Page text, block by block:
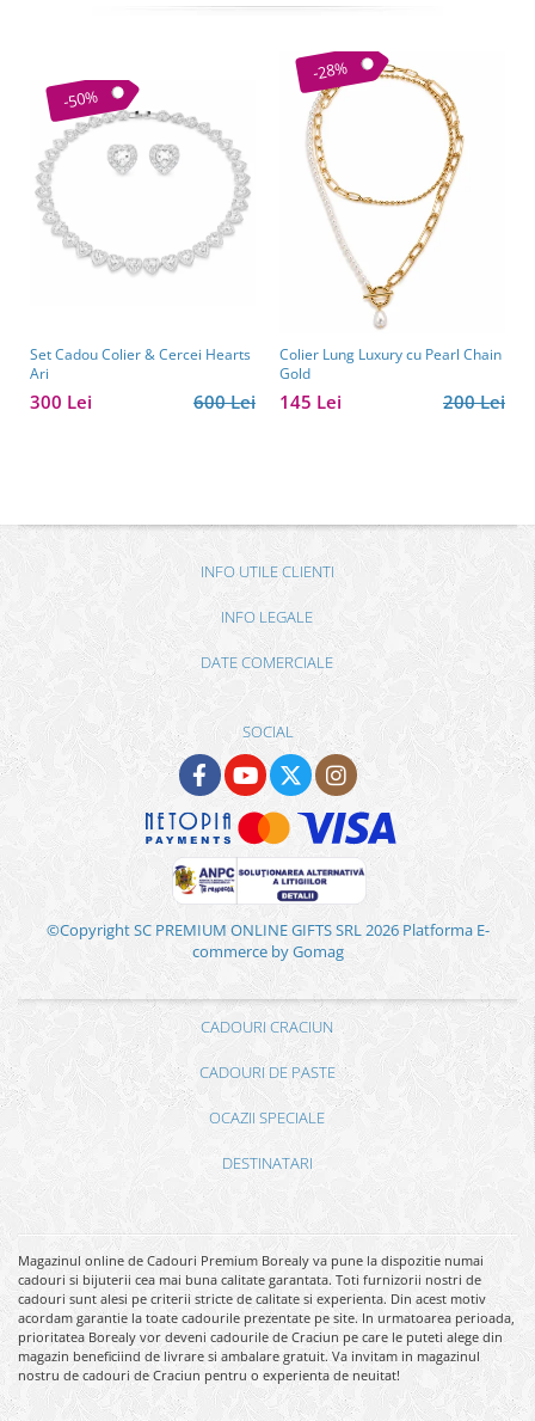
-50%
Set Cadou Colier & Cercei Hearts
Ari
600 Lei
300 Lei
-28%
Colier Lung Luxury cu Pearl Chain
Gold
200 Lei
145 Lei
INFO UTILE CLIENTI
INFO LEGALE
DATE COMERCIALE
SOCIAL
©Copyright SC PREMIUM ONLINE GIFTS SRL 2026 Platforma E-
commerce by Gomag
CADOURI CRACIUN
CADOURI DE PASTE
OCAZII SPECIALE
DESTINATARI
Magazinul online de Cadouri Premium Borealy va pune la dispozitie numai
cadouri si bijuterii cea mai buna calitate garantata. Toti furnizorii nostri de
cadouri sunt alesi pe criterii stricte de calitate si experienta. Din acest motiv
acordam garantie la toate cadourile prezentate pe site. In urmatoarea perioada,
prioritatea Borealy vor deveni cadourile de Craciun pe care le puteti alege din
magazin beneficiind de livrare si ambalare gratuit. Va invitam in magazinul
nostru de cadouri de Craciun pentru o experienta de neuitat!